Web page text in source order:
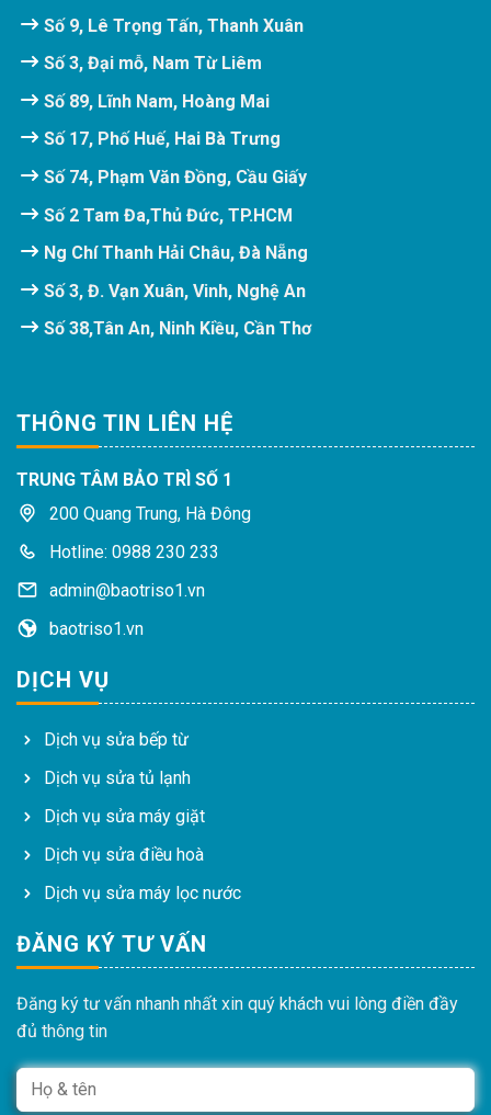
Số 9, Lê Trọng Tấn, Thanh Xuân
Số 3, Đại mỗ, Nam Từ Liêm
Số 89, Lĩnh Nam, Hoàng Mai
Số 17, Phố Huế, Hai Bà Trưng
Số 74, Phạm Văn Đồng, Cầu Giấy
Số 2 Tam Đa,Thủ Đức, TP.HCM
Ng Chí Thanh Hải Châu, Đà Nẵng
Số 3, Đ. Vạn Xuân, Vinh, Nghệ An
Số 38,Tân An, Ninh Kiều, Cần Thơ
THÔNG TIN LIÊN HỆ
TRUNG TÂM BẢO TRÌ SỐ 1
200 Quang Trung, Hà Đông
Hotline: 0988 230 233
admin@baotriso1.vn
baotriso1.vn
DỊCH VỤ
Dịch vụ sửa bếp từ
Dịch vụ sửa tủ lạnh
Dịch vụ sửa máy giặt
Dịch vụ sửa điều hoà
Dịch vụ sửa máy lọc nước
ĐĂNG KÝ TƯ VẤN
Đăng ký tư vấn nhanh nhất xin quý khách vui lòng điền đầy
đủ thông tin